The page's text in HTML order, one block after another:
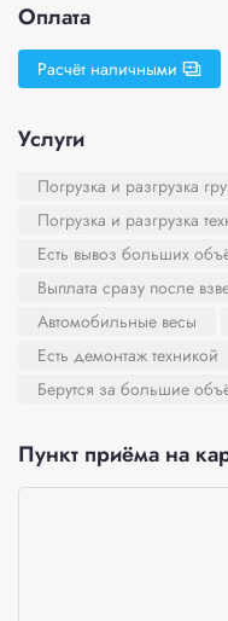
Оплата
Расчёт наличными
Услуги
Погрузка и разгрузка
Погрузка и разгрузка
Есть вывоз больших
Выплата сразу после
Автомобильные весы
Есть демонтаж техникой
Берутся за большие
Пункт приёма на